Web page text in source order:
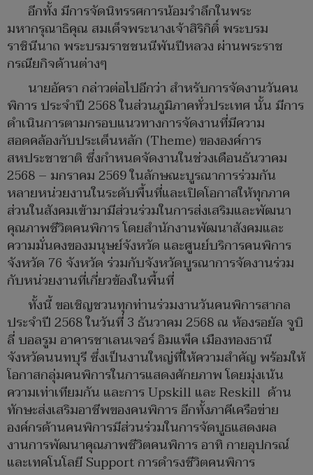
อีกทั้ง มีการจัดนิทรรศการน้อมรำลึกในพระ
มหากรุณาธิคุณ สมเด็จพระนางเจ้าสิริกิติ์ พระบรม
ราชินีนาถ พระบรมราชชนนีพันปีหลวง ผ่านพระราช
กรณียกิจด้านต่างๆ
นายอัครา กล่าวต่อไปอีกว่า สำหรับการจัดงานวันคน
พิการ ประจำปี 2568 ในส่วนภูมิภาคทั่วประเทศ นั้น มีการ
ดำเนินการตามกรอบแนวทางการจัดงานที่มีความ
สอดคล้องกับประเด็นหลัก (Theme) ขององค์การ
สหประชาชาติ ซึ่งกำหนดจัดงานในช่วงเดือนธันวาคม
2568 – มกราคม 2569 ในลักษณะบูรณาการร่วมกัน
หลายหน่วยงานในระดับพื้นที่และเปิดโอกาสให้ทุกภาค
ส่วนในสังคมเข้ามามีส่วนร่วมในการส่งเสริมและพัฒนา
คุณภาพชีวิตคนพิการ โดยสำนักงานพัฒนาสังคมและ
ความมั่นคงของมนุษย์จังหวัด และศูนย์บริการคนพิการ
จังหวัด 76 จังหวัด ร่วมกับจังหวัดบูรณาการจัดงานร่วม
กับหน่วยงานที่เกี่ยวข้องในพื้นที่
ทั้งนี้ ขอเชิญชวนทุกท่านร่วมงานวันคนพิการสากล
ประจำปี 2568 ในวันที่ 3 ธันวาคม 2568 ณ ห้องรอยัล จูบิ
ลี่ บอลรูม อาคารชาเลนเจอร์ อิมแพ็ค เมืองทองธานี
จังหวัดนนทบุรี ซึ่งเป็นงานใหญ่ที่ให้ความสำคัญ พร้อมให้
โอกาสกลุ่มคนพิการในการแสดงศักยภาพ โดยมุ่งเน้น
ความเท่าเทียมกัน และการ Upskill และ Reskill ด้าน
ทักษะส่งเสริมอาชีพของคนพิการ อีกทั้งภาคีเครือข่าย
องค์กรด้านคนพิการมีส่วนร่วมในการจัดบูธแสดงผล
งานการพัฒนาคุณภาพชีวิตคนพิการ อาทิ กายอุปกรณ์
และเทคโนโลยี Support การดำรงชีวิตคนพิการ